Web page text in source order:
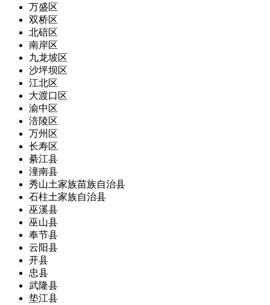
万盛区
双桥区
北碚区
南岸区
九龙坡区
沙坪坝区
江北区
大渡口区
渝中区
涪陵区
万州区
长寿区
綦江县
潼南县
秀山土家族苗族自治县
石柱土家族自治县
巫溪县
巫山县
奉节县
云阳县
开县
忠县
武隆县
垫江县